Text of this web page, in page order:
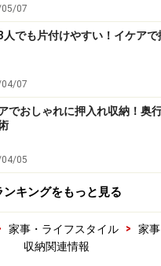
07
人でも片付けやすい！イケアで
07
でおしゃれに押入れ収納！奥
05
ンキングをもっと見る
家事・ライフスタイル > 家事
収納関連情報